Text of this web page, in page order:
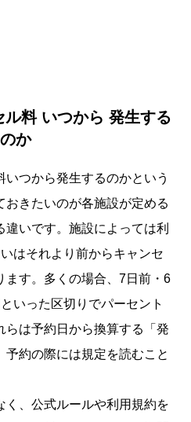
料 いつから 発生する
のか
つから発生するのかという
おきたいのが各施設が定める
違いです。施設によっては利
はそれより前からキャンセ
ます。多くの場合、7日前・6
いった区切りでパーセント
らは予約日から換算する「発
約の際には規定を読むこと
く、公式ルールや利用規約を